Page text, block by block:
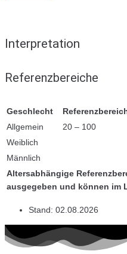
Interpretation
Referenzbereiche
Geschlecht
Altersabhängige
ausgegeben und können im
Allgemein
20 – 100
Weiblich
Männlich
Stand: 02.08.2026